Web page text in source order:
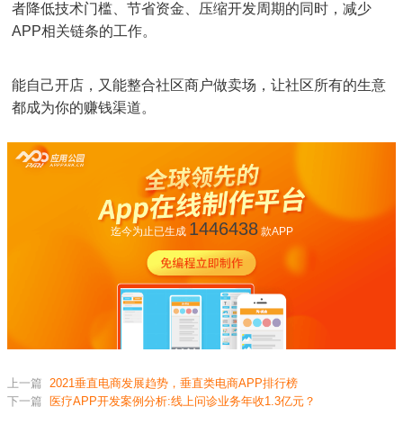
者降低技术门槛、节省资金、压缩开发周期的同时，减少
APP相关链条的工作。
能自己开店，又能整合社区商户做卖场，让社区所有的生意
都成为你的赚钱渠道。
迄今为止已生成 1446438款APP
上一篇 2021垂直电商发展趋势，垂直类电商APP排行榜
下一篇
医疗APP开发案例分析:线上问诊业务年收1.3亿元？